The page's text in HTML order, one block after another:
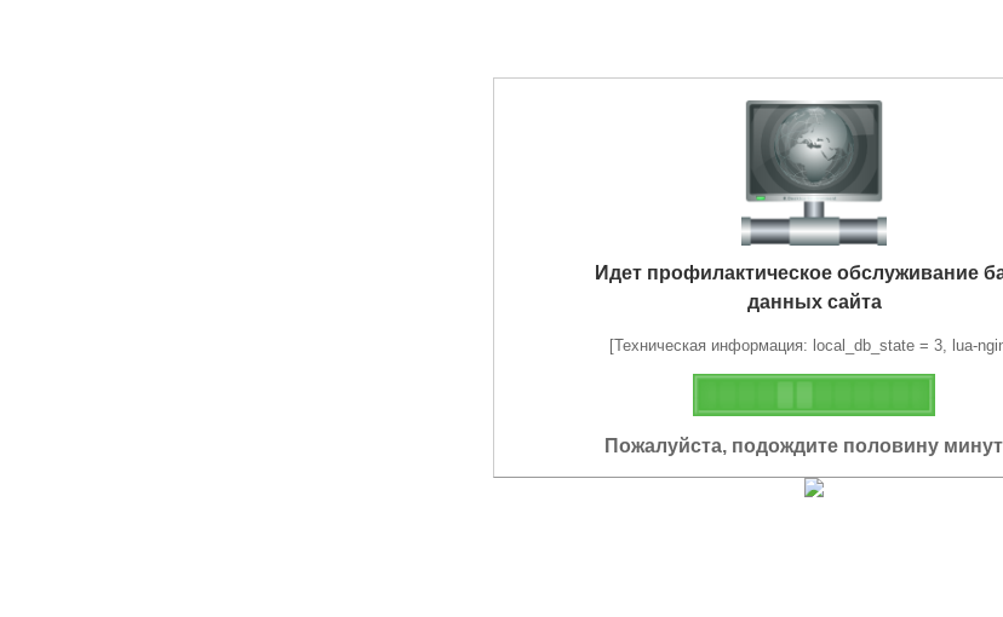
Идет профилактическое обслуживание
данных сайта
[Техническая информация: local_db_state = 3, lua-
Пожалуйста, подождите половину